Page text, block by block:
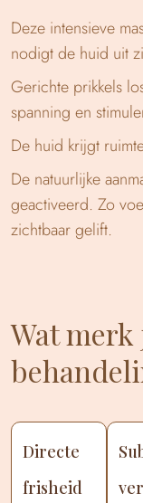
Deze intensieve
nodigt de huid uit
Gerichte prikkels
spanning en
De huid krijgt
De natuurlijke
geactiveerd. Zo
zichtbaar gelift.
Wat merk
Directe
frisheid